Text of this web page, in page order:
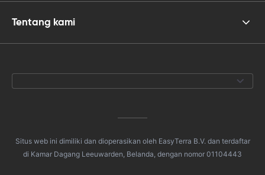
Tentang kami
Situs web ini dimiliki dan dioperasikan oleh EasyTerra B.V. dan terdaftar
di Kamar Dagang Leeuwarden, Belanda, dengan nomor 01104443